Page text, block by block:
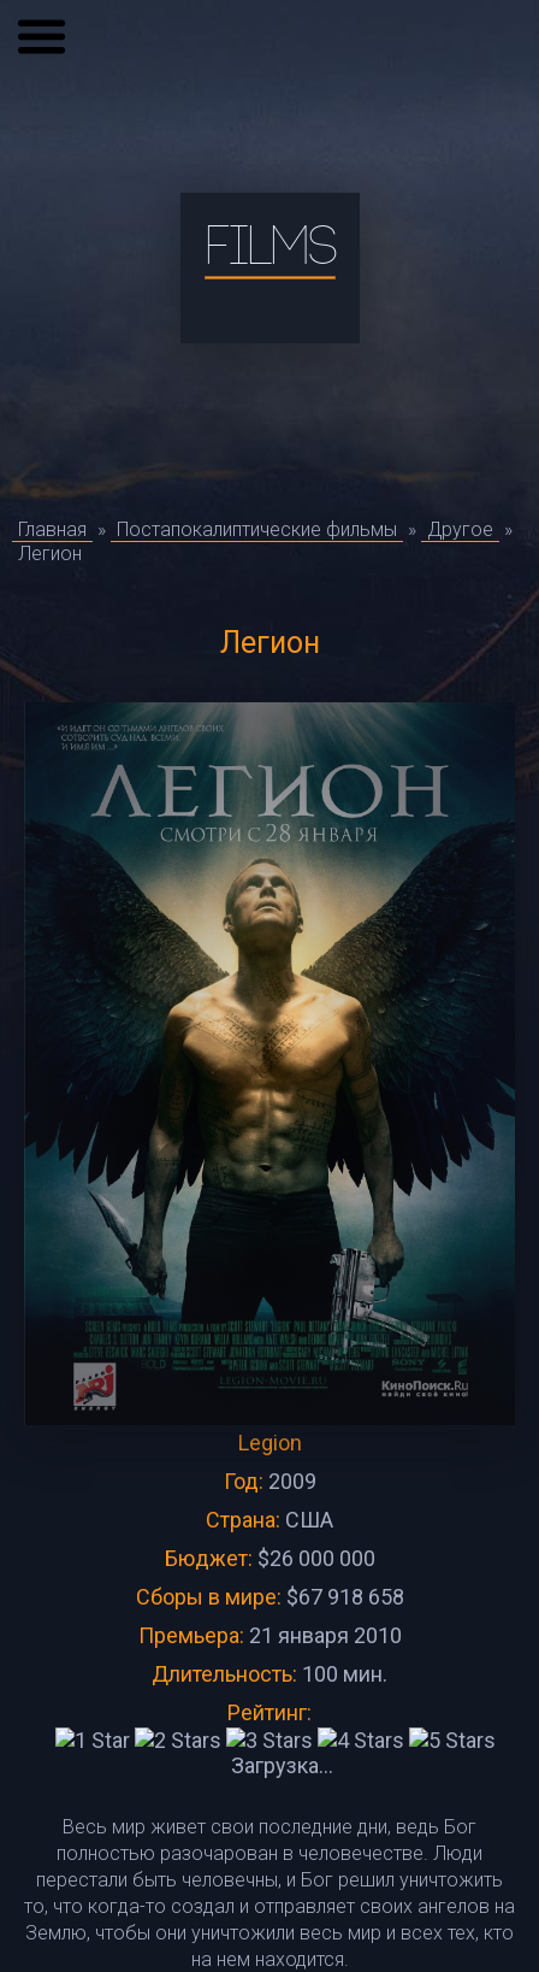
FILMS
Главная » Постапокалиптические фильмы » Другое »
Легион
Легион
Legion
Год: 2009
Страна: США
Бюджет: $26 000 000
Сборы в мире: $67 918 658
Премьера: 21 января 2010
Длительность: 100 мин.
Рейтинг:
Загрузка...
Весь мир живет свои последние дни, ведь Бог
полностью разочарован в человечестве. Люди
перестали быть человечны, и Бог решил уничтожить
то, что когда-то создал и отправляет своих ангелов на
Землю, чтобы они уничтожили весь мир и всех тех, кто
на нем находится.